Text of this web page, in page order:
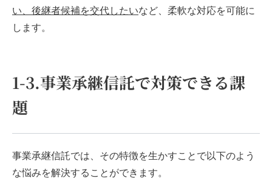
い、後継者候補を交代したいなど、柔軟な対応を可能に
します。
1-3.事業承継信託で対策できる課
題
事業承継信託では、その特徴を生かすことで以下のよう
な悩みを解決することができます。